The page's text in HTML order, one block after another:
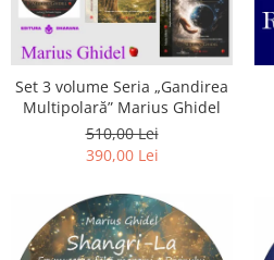
Set 3 volume Seria „Gandirea
Multipolară” Marius Ghidel
510,00 Lei
390,00 Lei